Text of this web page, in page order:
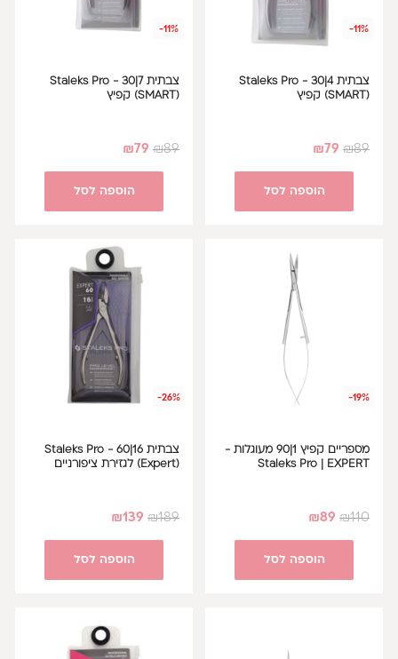
-11%
צבתית 4|30 Staleks Pro -
(SMART) קפיץ
₪89
₪79
הוספה לסל
-11%
צבתית 7|30 Staleks Pro -
(SMART) קפיץ
₪89
₪79
הוספה לסל
-19%
מספריים קפיץ 1|90 מעוגלות -
Staleks Pro | EXPERT
₪110
₪89
הוספה לסל
-26%
צבתית 16|60 Staleks Pro -
(Expert) לגזירת ציפורניים
₪189
₪139
הוספה לסל